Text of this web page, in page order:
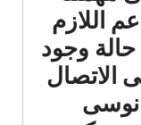
اللازم
وجود
الاتصال